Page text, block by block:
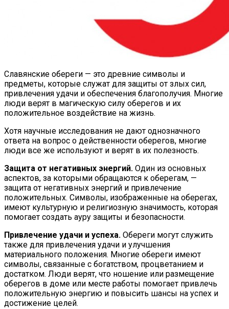
Славянские обереги — это древние символы и
предметы, которые служат для защиты от злых сил,
привлечения удачи и обеспечения благополучия. Многие
люди верят в магическую силу оберегов и их
положительное воздействие на жизнь.
Хотя научные исследования не дают однозначного
ответа на вопрос о действенности оберегов, многие
люди все же используют и верят в их полезность.
Защита от негативных энергий. Один из основных
аспектов, за которыми обращаются к оберегам, —
защита от негативных энергий и привлечение
положительных. Символы, изображенные на оберегах,
имеют культурную и религиозную значимость, которая
помогает создать ауру защиты и безопасности.
Привлечение удачи и успеха. Обереги могут служить
также для привлечения удачи и улучшения
материального положения. Многие обереги имеют
символы, связанные с богатством, процветанием и
достатком. Люди верят, что ношение или размещение
оберегов в доме или месте работы помогает привлечь
положительную энергию и повысить шансы на успех и
достижение целей.